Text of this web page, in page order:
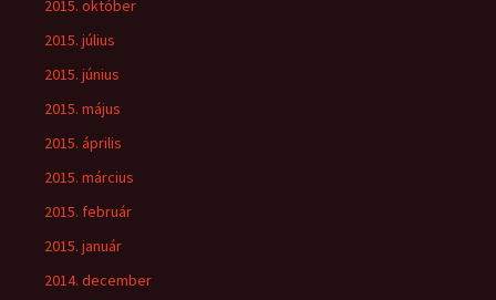
2015. október
2015. július
2015. június
2015. május
2015. április
2015. március
2015. február
2015. január
2014. december